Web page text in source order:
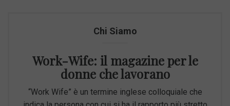
Chi Siamo
Work-Wife: il magazine per le
donne che lavorano
“Work Wife” è un termine inglese colloquiale che